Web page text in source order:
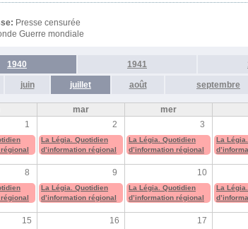
Presse censurée
Guerre mondiale
1940 1941
juin juillet août septembre
mar mer
1
2 3
La Légia. Quotidien
d’information régional
La Légia. Quotidien
d’information régional
La
8 9 10
La Légia. Quotidien
d’information régional
La Légia. Quotidien
d’information régional
La
15 16 17